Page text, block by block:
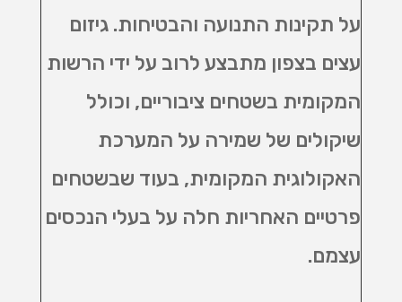
על תקינות התנועה והבטיחות. גיזום
עצים בצפון מתבצע לרוב על ידי הרשות
המקומית בשטחים ציבוריים, וכולל
שיקולים של שמירה על המערכת
האקולוגית המקומית, בעוד שבשטחים
פרטיים האחריות חלה על בעלי הנכסים
עצמם.